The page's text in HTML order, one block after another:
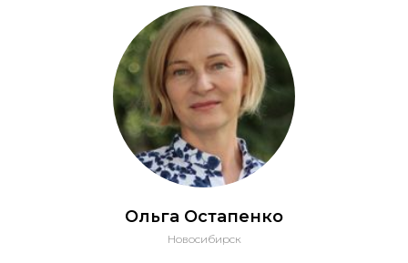
Ольга Остапенко
Новосибирск